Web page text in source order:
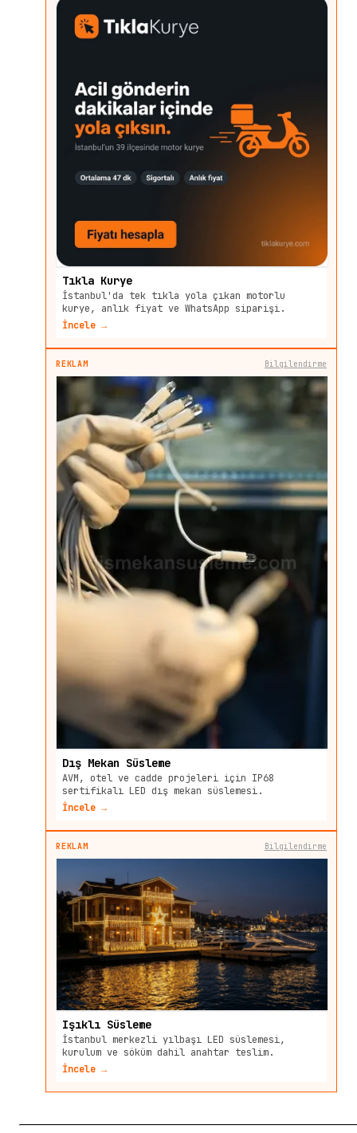
Tıkla Kurye
İstanbul'da tek tıkla yola çıkan motorlu
kurye, anlık fiyat ve WhatsApp siparişi.
İncele →
REKLAM Bilgilendirme
Dış Mekan Süsleme
AVM, otel ve cadde projeleri için IP68
sertifikalı LED dış mekan süslemesi.
İncele →
REKLAM Bilgilendirme
Işıklı Süsleme
İstanbul merkezli yılbaşı LED süslemesi,
kurulum ve söküm dahil anahtar teslim.
İncele →